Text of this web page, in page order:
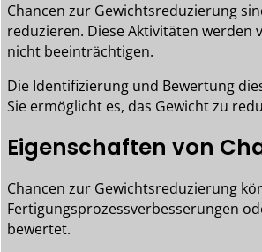
Chancen zur Gewichtsreduzierung
reduzieren. Diese Aktivitäten werden
nicht beeinträchtigen.
Die Identifizierung und Bewertung
Sie ermöglicht es, das Gewicht zu
Eigenschaften von
Chancen zur Gewichtsreduzierung
Fertigungsprozessverbesserungen
bewertet.